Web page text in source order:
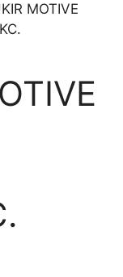
MOTIVE